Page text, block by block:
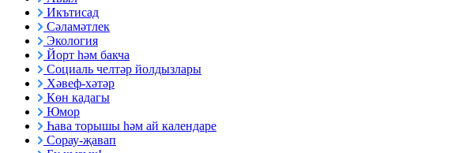
Икътисад
Сәламәтлек
Экология
Йорт һәм бакча
Социаль челтәр йолдызлары
Хәвеф-хәтәр
Көн кадагы
Юмор
Һава торышы һәм ай календаре
Сорау-җавап